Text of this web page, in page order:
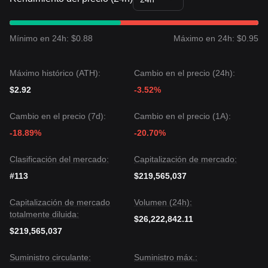
Si el precio de KAITO supera con éxito **$0.95**, el
siguiente nivel objetivo podría ser **$1.06**. Si el precio de
siguiente nivel objetivo podría ser **$0.82** o inferior.
puede experimentar volatilidad a corto plazo o movimiento
lateral para absorber la oferta pendiente, mientras el precio
perspectiva **Neutral a Alcista**.
Mínimo en 24h: $0.88 Máximo en 24h: $0.95
Máximo histórico (ATH):
$2.92
Cambio en el precio (24h):
-3.52%
Cambio en el precio (7d):
-18.89%
Cambio en el precio (1A):
-20.70%
Clasificación del mercado:
#113
Capitalización de mercado:
$219,565,037
Capitalización de mercado
totalmente diluida:
$219,565,037
Volumen (24h):
$26,222,842.11
Suministro circulante: Suministro máx.: